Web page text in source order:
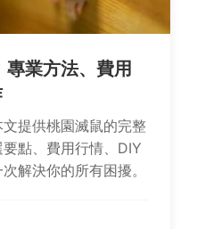
業方法、費用
提供桃園滅鼠的完整
點、費用行情、DIY
解決你的所有困擾。